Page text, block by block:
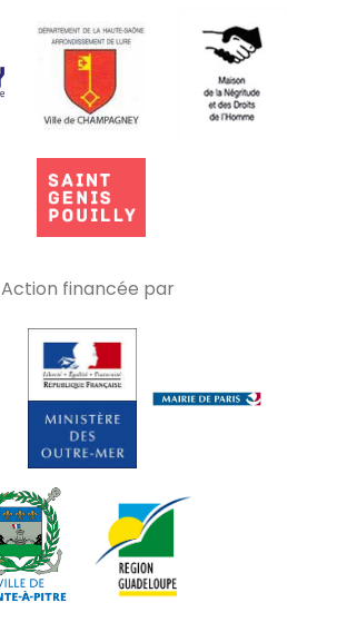
Action financée par